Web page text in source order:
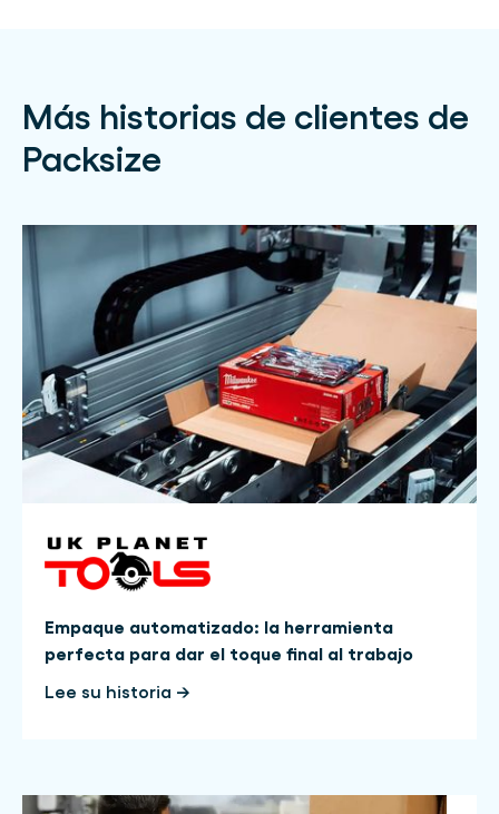
Más historias de clientes de
Packsize
Empaque automatizado: la herramienta
perfecta para dar el toque final al trabajo
Lee su historia →